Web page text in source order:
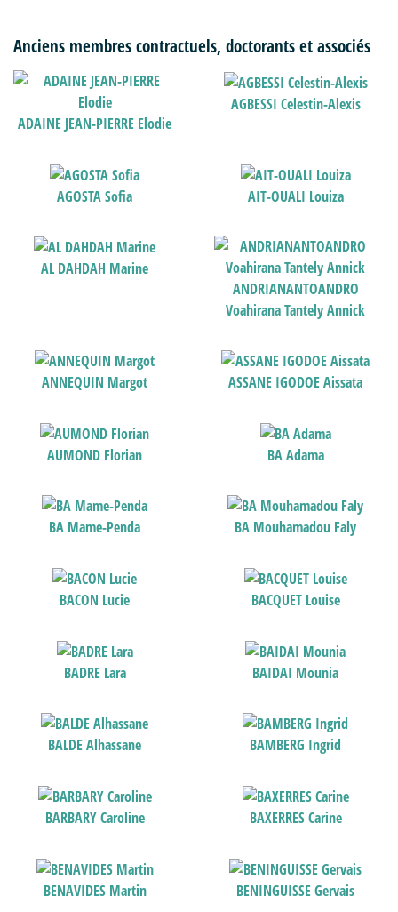
Anciens membres contractuels, doctorants et associés
ADAINE JEAN-PIERRE Elodie
AGBESSI Celestin-Alexis
AGOSTA Sofia AIT-OUALI Louiza
AL DAHDAH Marine
ANDRIANANTOANDRO
Voahirana Tantely Annick
ANNEQUIN Margot ASSANE IGODOE Aissata
AUMOND Florian BA Adama
BA Mame-Penda BA Mouhamadou Faly
BACON Lucie BACQUET Louise
BADRE Lara BAIDAI Mounia
BALDE Alhassane BAMBERG Ingrid
BARBARY Caroline BAXERRES Carine
BENAVIDES Martin BENINGUISSE Gervais